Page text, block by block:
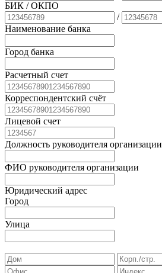
БИК / ОКПО
/
Наименование банка
Город банка
Расчетный счет
Корреспондентский счёт
Лицевой счет
Должность руководителя организации
ФИО руководителя организации
Юридический адрес
Город
Улица